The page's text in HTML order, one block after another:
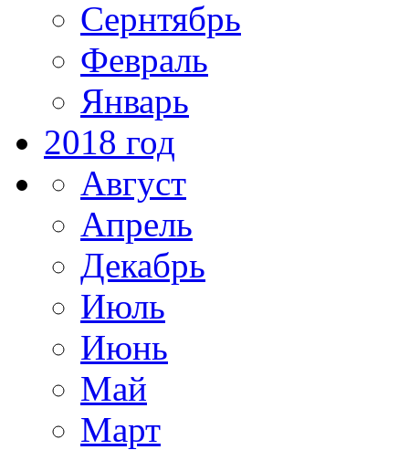
Сернтябрь
Февраль
Январь
2018 год
Август
Апрель
Декабрь
Июль
Июнь
Май
Март